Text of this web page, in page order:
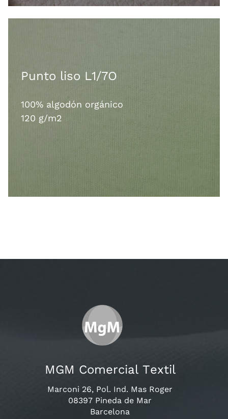
Punto liso L1/7O
100% algodón orgánico
120 g/m2
MGM Comercial Textil
Marconi 26, Pol. Ind. Mas Roger
08397 Pineda de Mar
Barcelona